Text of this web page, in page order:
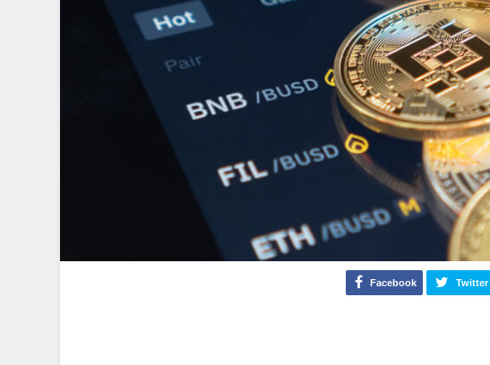
Facebook Twitter